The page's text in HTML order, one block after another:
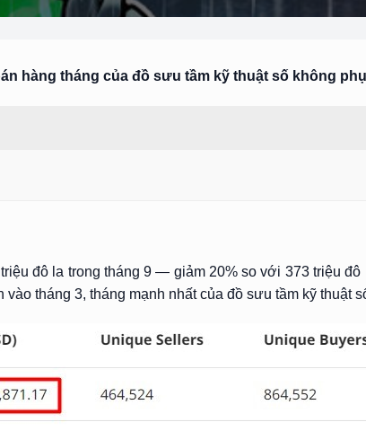
hàng tháng của đồ sưu tầm kỹ thuật số không
đô la trong tháng 9 — giảm 20% so với 373 triệu đô
tháng 3, tháng mạnh nhất của đồ sưu tầm kỹ thuật